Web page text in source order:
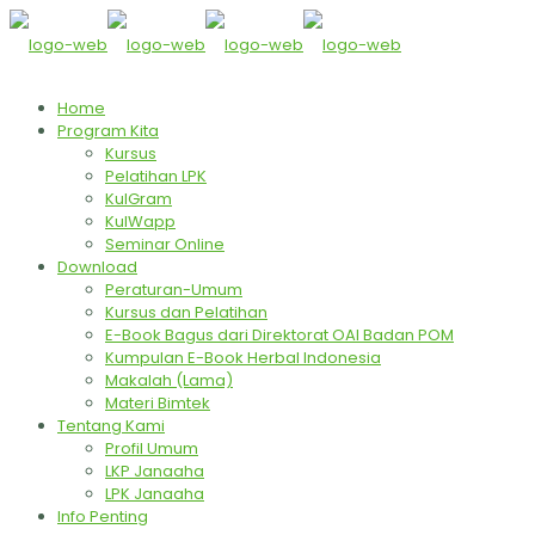
Home
Program Kita
Kursus
Pelatihan LPK
KulGram
KulWapp
Seminar Online
Download
Peraturan-Umum
Kursus dan Pelatihan
E-Book Bagus dari Direktorat OAI Badan POM
Kumpulan E-Book Herbal Indonesia
Makalah (Lama)
Materi Bimtek
Tentang Kami
Profil Umum
LKP Janaaha
LPK Janaaha
Info Penting